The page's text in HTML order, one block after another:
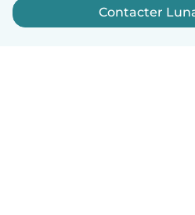
Contacter